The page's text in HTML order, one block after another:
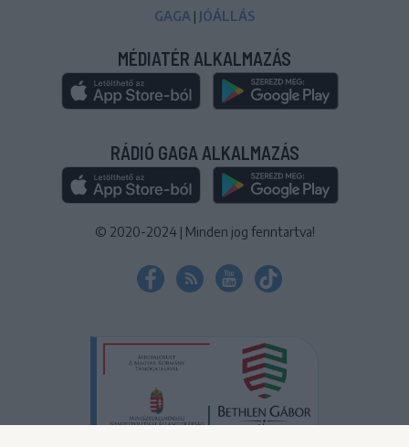
GAGA | JÓÁLLÁS
MÉDIATÉR ALKALMAZÁS
RÁDIÓ GAGA ALKALMAZÁS
© 2020-2024 | Minden jog fenntartva!